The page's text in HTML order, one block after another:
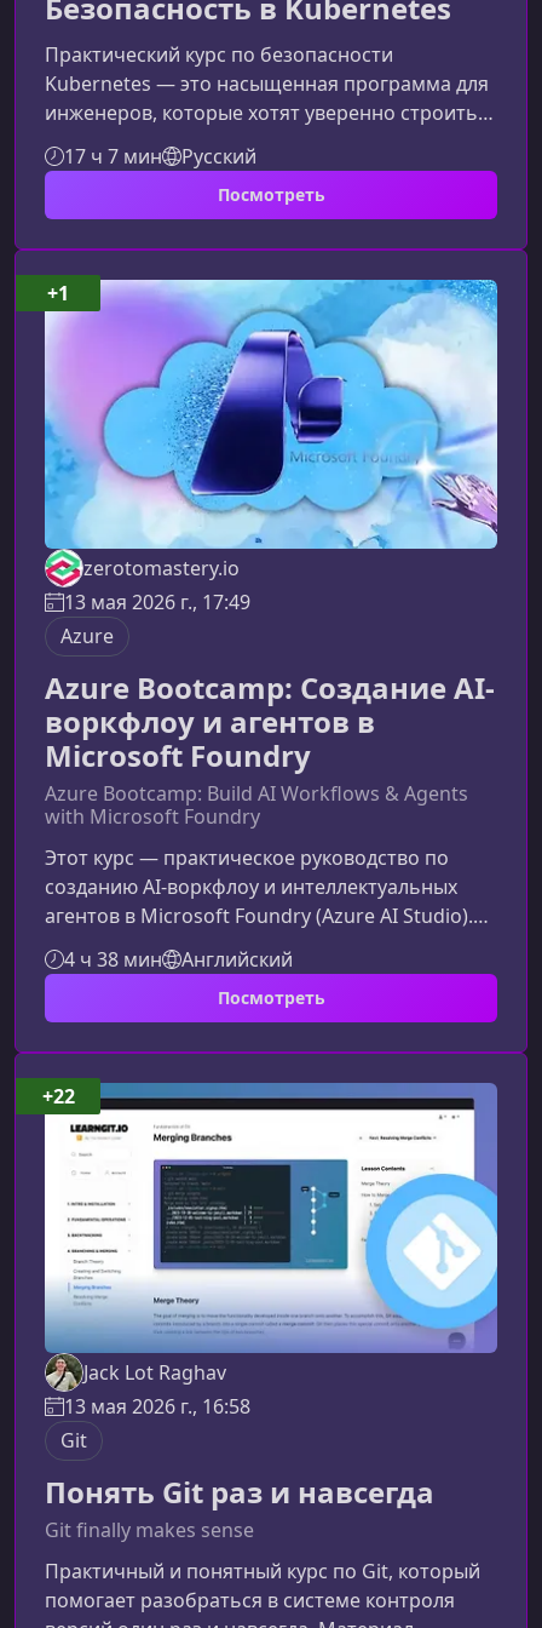
Практический курс по безопасности
Kubernetes — это насыщенная программа для
инженеров, которые хотят уверенно строить,
анализировать и защищать
Kubernetes‑инфраструктуру. Вы научитесь
выявлять угрозы, устранять уязвимости,
безопасности и автоматизировать процессы
защиты кластера.Чему вы
научитесьЗащищать Control Plane, API‑сервер
и сетевую инфраструктуру
Kubernetes.Автоматизировать поиск
уязвимостей контейнеров и кл
17 ч 7 мин Русский
Посмотреть
zerotomastery.io
13 мая 2026 г., 17:49
Azure
Azure Bootcamp: Создание AI-
воркфлоу и агентов в
Microsoft Foundry
Azure Bootcamp: Build AI Workflows & Agents
with Microsoft Foundry
Этот курс — практическое руководство по
созданию AI-воркфлоу и интеллектуальных
агентов в Microsoft Foundry (Azure AI Studio).
Вы узнаете, как проектировать, разрабатывать
и внедрять масштабируемые AI‑системы
уровня enterprise, интегрируя их с Azure AI-
изучите в рамках курсаКурс охватывает
полный цикл разработки AI‑решений — от
настройки среды до построения
production‑готовых рабочих процессов и
агентов.Архите
4 ч 38 мин Английский
Посмотреть
+1
Jack Lot Raghav
13 мая 2026 г., 16:58
Git
Понять Git раз и навсегда
Git finally makes sense
Практичный и понятный курс по Git, который
помогает разобраться в системе контроля
+22